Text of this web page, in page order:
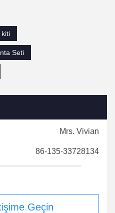
kiti
Seti
Mrs. Vivian
86-135-33728134
Geçin